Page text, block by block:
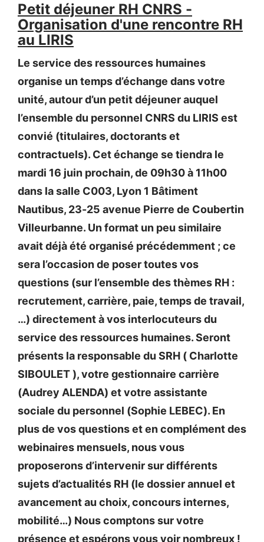
Petit déjeuner RH CNRS -
Organisation d'une rencontre RH
au LIRIS
Le service des ressources humaines
organise un temps d’échange dans votre
unité, autour d’un petit déjeuner auquel
l’ensemble du personnel CNRS du LIRIS est
convié (titulaires, doctorants et
contractuels). Cet échange se tiendra le
mardi 16 juin prochain, de 09h30 à 11h00
dans la salle C003, Lyon 1 Bâtiment
Nautibus, 23-25 avenue Pierre de Coubertin
Villeurbanne. Un format un peu similaire
avait déjà été organisé précédemment ; ce
sera l’occasion de poser toutes vos
questions (sur l’ensemble des thèmes RH :
recrutement, carrière, paie, temps de travail,
…) directement à vos interlocuteurs du
service des ressources humaines. Seront
présents la responsable du SRH ( Charlotte
SIBOULET ), votre gestionnaire carrière
(Audrey ALENDA) et votre assistante
sociale du personnel (Sophie LEBEC). En
plus de vos questions et en complément des
webinaires mensuels, nous vous
proposerons d’intervenir sur différents
sujets d’actualités RH (le dossier annuel et
avancement au choix, concours internes,
mobilité…) Nous comptons sur votre
présence et espérons vous voir nombreux !